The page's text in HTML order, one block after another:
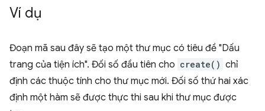
Ví dụ
Đoạn mã sau đây sẽ tạo một thư mục có tiêu đề "Dấu
trang của tiện ích". Đối số đầu tiên cho create() chỉ
định các thuộc tính cho thư mục mới. Đối số thứ hai xác
định một hàm sẽ được thực thi sau khi thư mục được